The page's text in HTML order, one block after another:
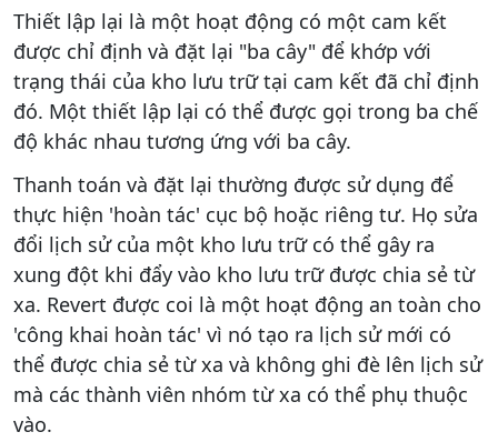
Thiết lập lại là một hoạt động có một cam kết
được chỉ định và đặt lại "ba cây" để khớp với
trạng thái của kho lưu trữ tại cam kết đã chỉ định
đó. Một thiết lập lại có thể được gọi trong ba chế
độ khác nhau tương ứng với ba cây.
Thanh toán và đặt lại thường được sử dụng để
thực hiện 'hoàn tác' cục bộ hoặc riêng tư. Họ sửa
đổi lịch sử của một kho lưu trữ có thể gây ra
xung đột khi đẩy vào kho lưu trữ được chia sẻ từ
xa. Revert được coi là một hoạt động an toàn cho
'công khai hoàn tác' vì nó tạo ra lịch sử mới có
thể được chia sẻ từ xa và không ghi đè lên lịch sử
mà các thành viên nhóm từ xa có thể phụ thuộc
vào.